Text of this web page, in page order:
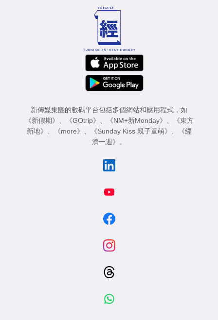
新傳媒集團的數碼平台包括多個網站和應用程式，如
《新假期》
《GOtrip》 《NM+新Monday》
《東方
新地》
《more》 《Sunday Kiss 親子童萌》
《經
濟一週》
。